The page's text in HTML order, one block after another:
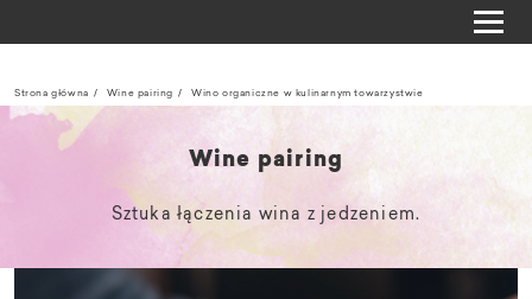
Strona główna Wine pairing Wino organiczne w kulinarnym towarzystwie
Wine pairing
Sztuka łączenia wina z jedzeniem.